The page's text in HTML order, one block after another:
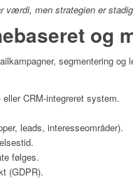
værdi, men strategien er
og
segmentering
CRM-integreret system.
leads, interesseområder).
følges.
(GDPR).